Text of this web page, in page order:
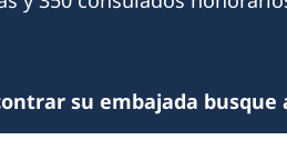
su embajada busque